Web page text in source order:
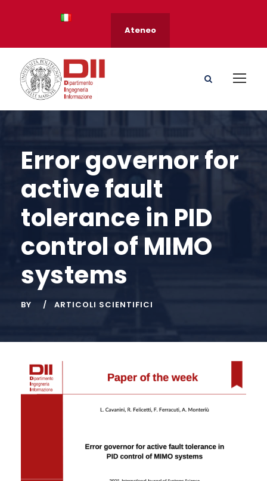
Ateneo
Error governor for
active fault
tolerance in PID
control of MIMO
systems
BY ARTICOLI SCIENTIFICI